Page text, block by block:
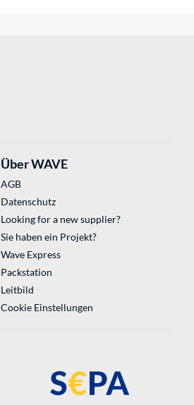
Über WAVE
AGB
Datenschutz
Looking for a new supplier?
Sie haben ein Projekt?
Wave Express
Packstation
Leitbild
Cookie Einstellungen